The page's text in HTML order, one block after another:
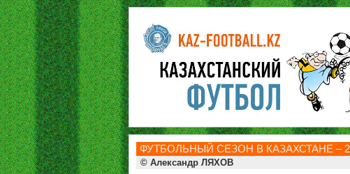
ФУТБОЛЬНЫЙ СЕЗОН В КАЗАХСТАНЕ –
© Александр ЛЯХОВ